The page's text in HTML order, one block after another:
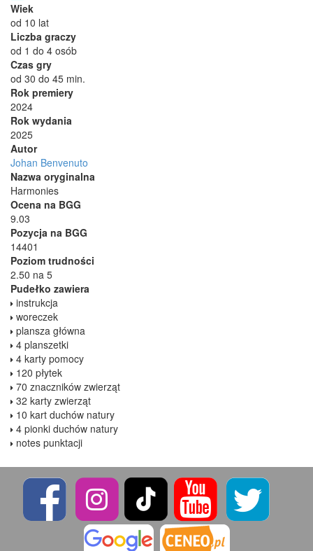
Wiek
od 10 lat
Liczba graczy
od 1 do 4 osób
Czas gry
od 30 do 45 min.
Rok premiery
2024
Rok wydania
2025
Autor
Johan Benvenuto
Nazwa oryginalna
Harmonies
Ocena na BGG
9.03
Pozycja na BGG
14401
Poziom trudności
2.50 na 5
Pudełko zawiera
instrukcja
woreczek
plansza główna
4 planszetki
4 karty pomocy
120 płytek
70 znaczników zwierząt
32 karty zwierząt
10 kart duchów natury
4 pionki duchów natury
notes punktacji